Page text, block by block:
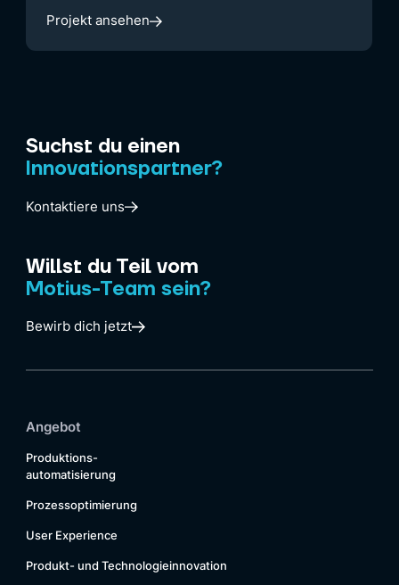
Projekt ansehen
Suchst du einen
Innovationspartner?
Kontaktiere uns
Willst du Teil vom
Motius-Team sein?
Bewirb dich jetzt
Angebot
Produktions-
automatisierung
Prozessoptimierung
User Experience
Produkt- und Technologieinnovation